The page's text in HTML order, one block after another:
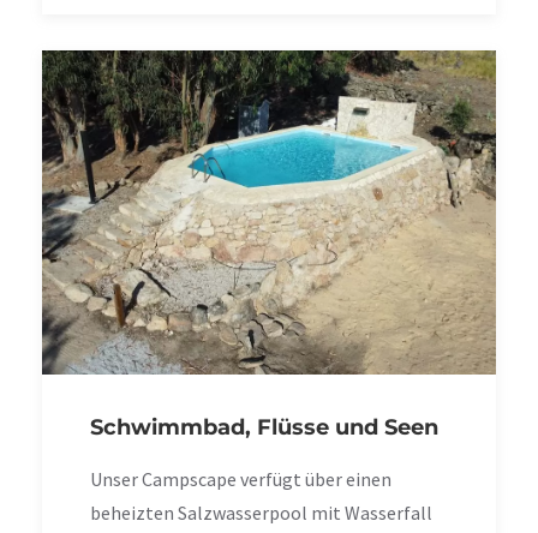
Schwimmbad, Flüsse und Seen
Unser Campscape verfügt über einen
beheizten Salzwasserpool mit Wasserfall